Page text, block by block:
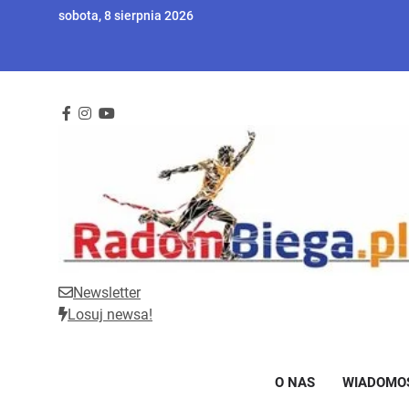
sobota, 8 sierpnia 2026
RadomBiega.pl
Radomski portal dla miłośników lekkoatletyki
Newsletter
Losuj newsa!
O NAS